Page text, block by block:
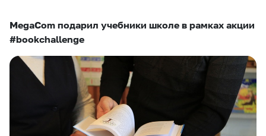
eSIM M2M
MegaCom подарил учебники школе в рамках акции
#bookchallenge